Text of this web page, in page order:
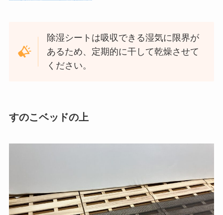
除湿シートは吸収できる湿気に限界が
あるため、定期的に干して乾燥させて
ください。
すのこベッドの上